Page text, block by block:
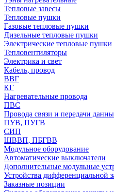
Тепловые завесы
Тепловые пушки
Газовые тепловые пушки
Дизельные тепловые пушки
Электрические тепловые пушки
Тепловентиляторы
Электрика и свет
Кабель, провод
ВВГ
КГ
Нагревательные провода
ПВС
Провода связи и передачи
ПУВ, ПУГВ
СИП
ШВВП, ПБГВВ
Модульное оборудование
Автоматические выключатели
Дополнительные модульные
Устройства дифференциальной
Заказные позиции